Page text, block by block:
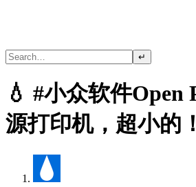
↵
💧 #小众软件Open
源打印机，超小的！